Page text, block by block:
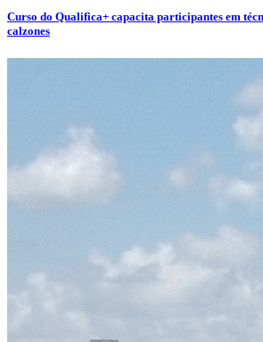
Curso do Qualifica+ capacita participantes em
calzones